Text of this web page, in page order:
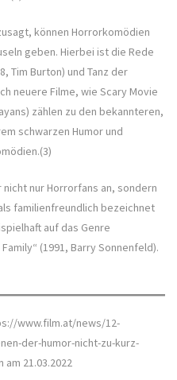
können Horrorkomödien
geben. Hierbei ist die Rede
Tim Burton) und Tanz der
neuere Filme, wie Scary Movie
zählen zu den bekannteren,
schwarzen Humor und
nur Horrorfans an, sondern
familienfreundlich bezeichnet
auf das Genre
(1991, Barry Sonnenfeld).
www.film.at/news/12-
der-humor-nicht-zu-kurz-
21.03.2022